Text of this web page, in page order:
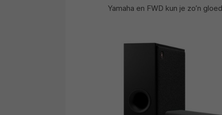
Yamaha en FWD kun je zo’n